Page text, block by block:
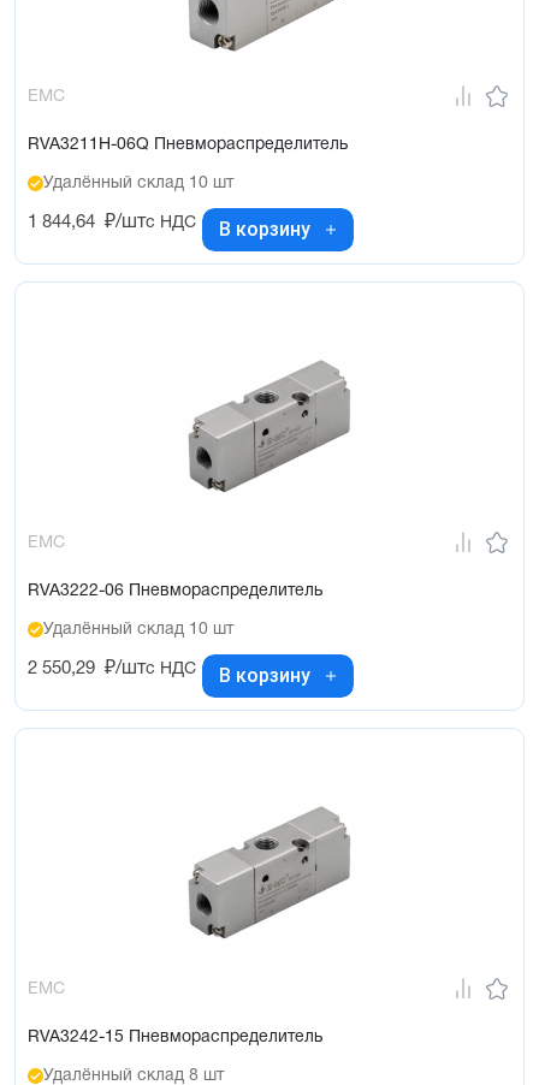
EMC
RVA3211H-06Q Пневмораспределитель
Удалённый склад 10 шт
1 844,64 ₽/штс НДС В корзину
EMC
RVA3222-06 Пневмораспределитель
Удалённый склад 10 шт
2 550,29 ₽/штс НДС В корзину
EMC
RVA3242-15 Пневмораспределитель
Удалённый склад 8 шт